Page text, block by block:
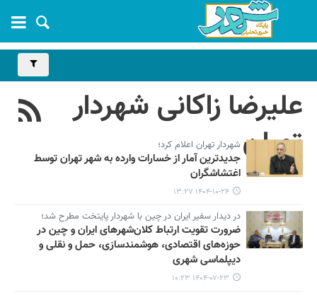
علیرضا زاکانی شهردار
تهران شهردار تهران اعلام کرد؛
جدیدترین آمار از خسارات وارده به شهر تهران توسط
اغتشاشگران
۱۴۰۴-۱۰-۲۴ ۱۳:۲۷
در دیدار سفیر ایران در چین با شهردار پایتخت مطرح شد؛
ضرورت تقویت ارتباط کلان‌شهرهای ایران و چین در
حوزه‌های اقتصادی، هوشمندسازی، حمل و نقلی و
دیپلماسی شهری
۱۴۰۴-۰۷-۲۳ ۱۰:۲۳